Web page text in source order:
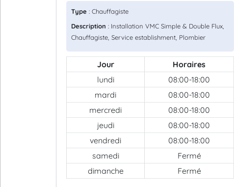
Type : Chauffagiste
Description : Installation VMC Simple & Double Flux,
Chauffagiste, Service establishment, Plombier
Jour
Horaires
lundi
08:00-18:00
mardi
08:00-18:00
mercredi
08:00-18:00
jeudi
08:00-18:00
vendredi
08:00-18:00
samedi
Fermé
dimanche
Fermé